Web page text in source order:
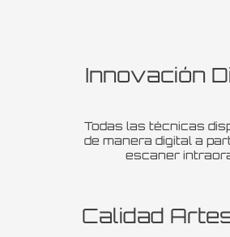
Innovación
Todas las técnicas
de manera digital a
escaner
Calidad